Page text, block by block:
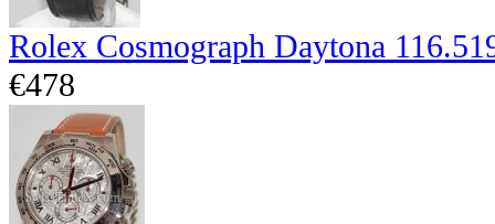
Rolex Cosmograph Daytona
€478